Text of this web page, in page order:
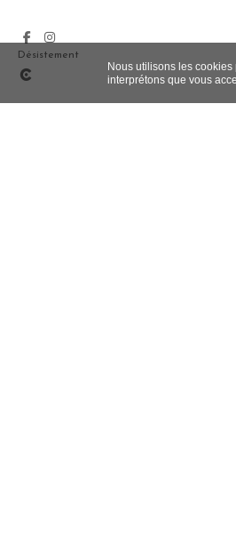
Désistement
Nous utilisons les
interprétons que vous